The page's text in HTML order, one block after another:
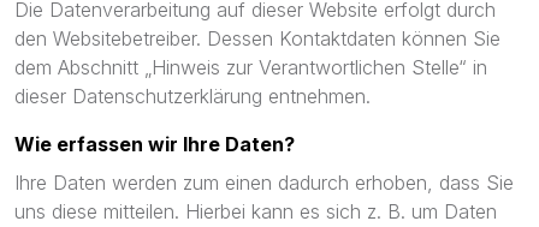
Die Datenverarbeitung auf dieser Website erfolgt durch
den Websitebetreiber. Dessen Kontaktdaten können Sie
dem Abschnitt „Hinweis zur Verantwortlichen Stelle“ in
dieser Datenschutzerklärung entnehmen.
Wie erfassen wir Ihre Daten?
Ihre Daten werden zum einen dadurch erhoben, dass Sie
uns diese mitteilen. Hierbei kann es sich z. B. um Daten